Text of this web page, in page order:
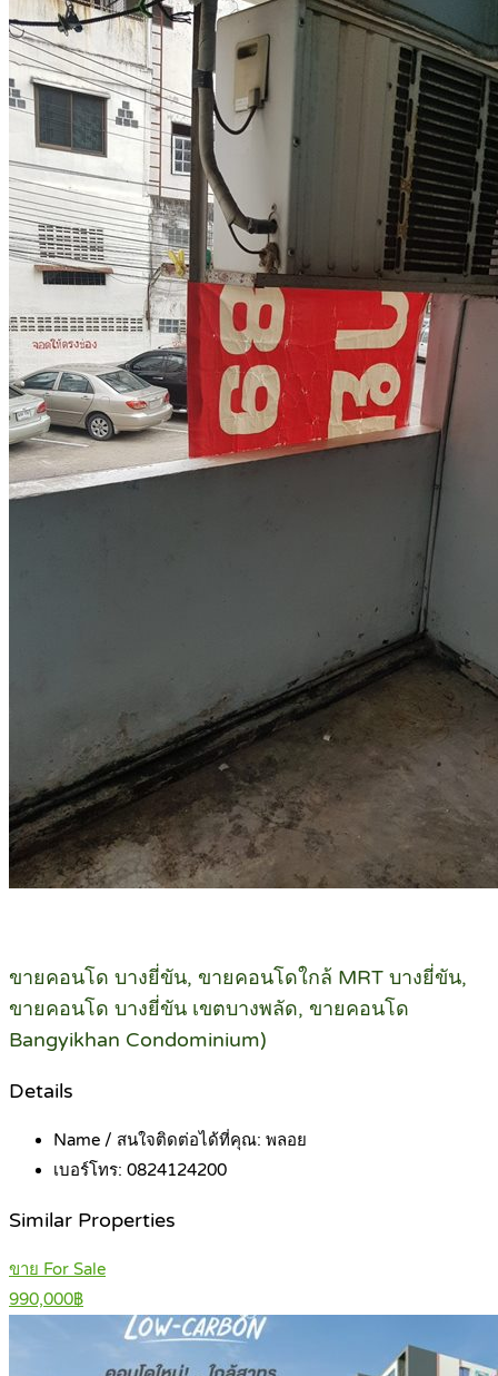
ขายคอนโด บางยี่ขัน, ขายคอนโดใกล้ MRT บางยี่ขัน,
ขายคอนโด บางยี่ขัน เขตบางพลัด, ขายคอนโด
Bangyikhan Condominium)
Details
Name / สนใจติดต่อได้ที่คุณ: พลอย
เบอร์โทร: 0824124200
Similar Properties
ขาย For Sale
990,000฿